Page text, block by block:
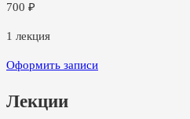
700 ₽
1 лекция
Оформить записи
Лекции